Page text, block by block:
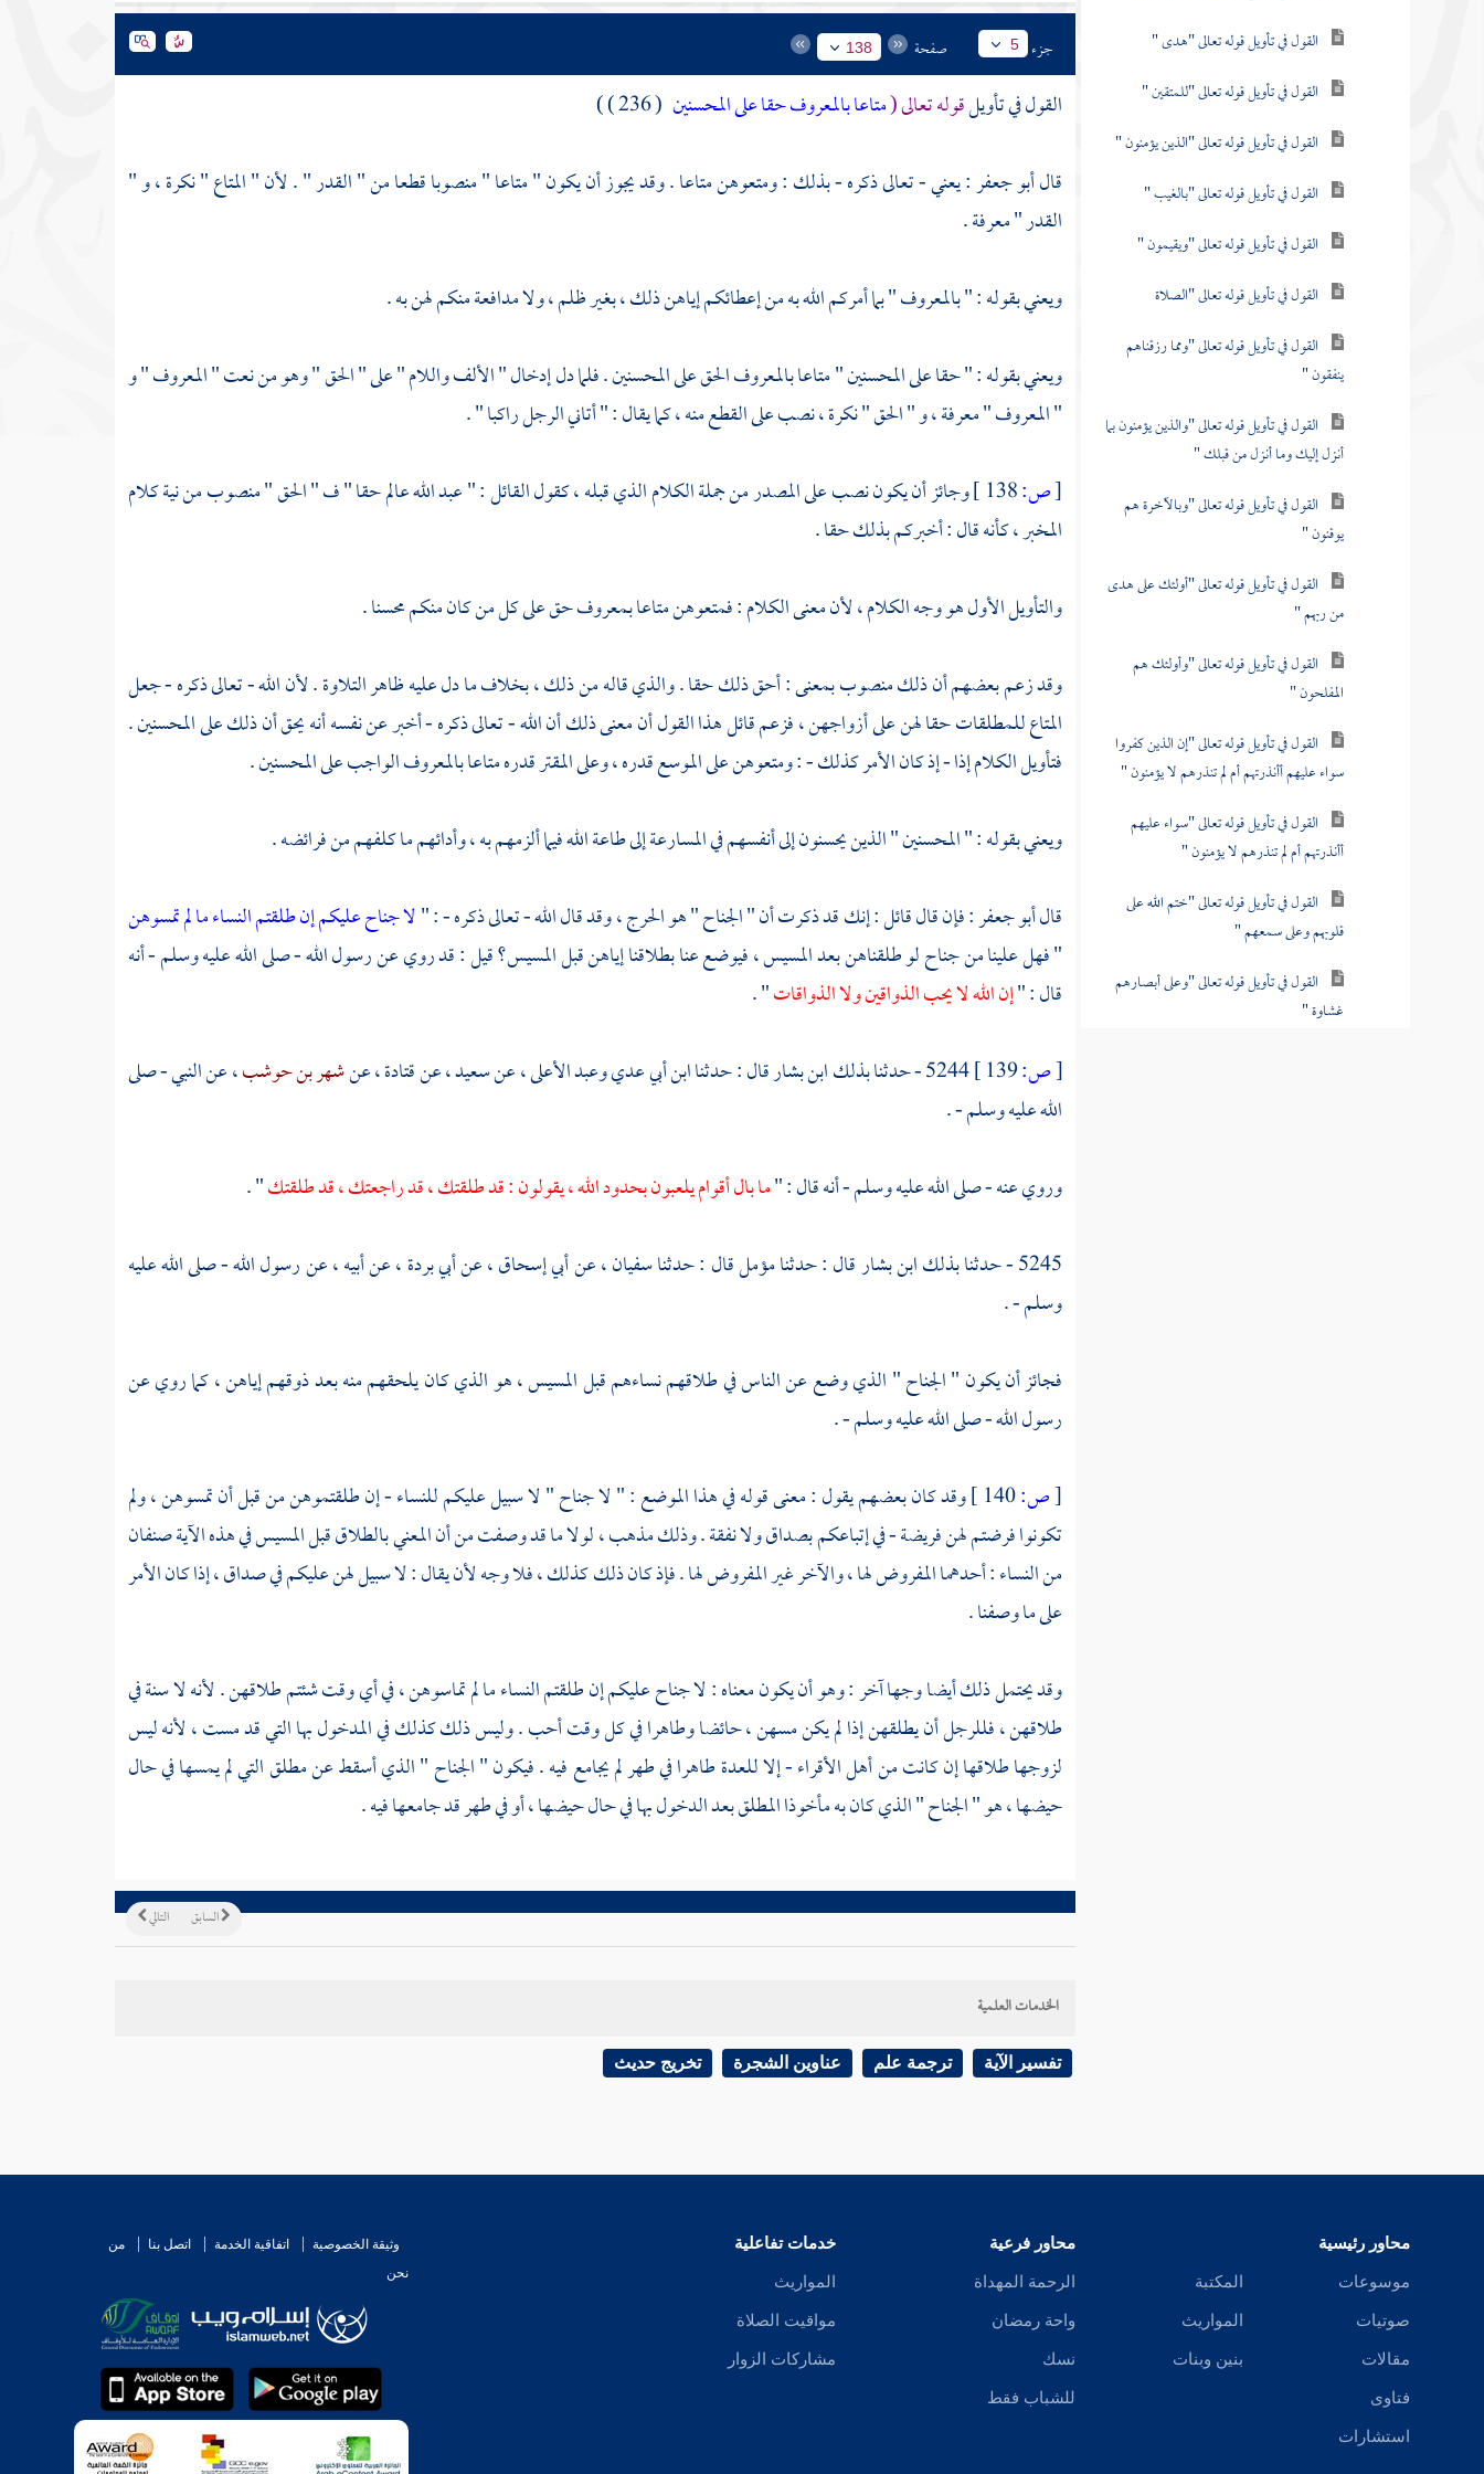
القول في تأويل قوله تعالى "هدى "
القول في تأويل قوله تعالى "للمتقين "
القول في تأويل قوله تعالى "الذين يؤمنون "
القول في تأويل قوله تعالى "بالغيب "
القول في تأويل قوله تعالى "ويقيمون "
القول في تأويل قوله تعالى "الصلاة
القول في تأويل قوله تعالى "ومما رزقناهم
ينفقون "
القول في تأويل قوله تعالى "والذين يؤمنون بما
أنزل إليك وما أنزل من قبلك "
القول في تأويل قوله تعالى "وبالآخرة هم
يوقنون "
القول في تأويل قوله تعالى "أولئك على هدى
من ربهم "
القول في تأويل قوله تعالى "وأولئك هم
المفلحون "
القول في تأويل قوله تعالى "إن الذين كفروا
سواء عليهم أأنذرتهم أم لم تنذرهم لا يؤمنون "
القول في تأويل قوله تعالى "سواء عليهم
أأنذرتهم أم لم تنذرهم لا يؤمنون "
القول في تأويل قوله تعالى "ختم الله على
قلوبهم وعلى سمعهم "
القول في تأويل قوله تعالى "وعلى أبصارهم
غشاوة "
السفهاء ولكن لا يعلمون "
آمنوا قالوا آمنا وإذا خلوا إلى شياطينهم قالوا إنا
معكم "
القول في تأويل قوله تعالى " إنما نحن
"
جزء 5 صفحة 138
القول في تأويلقوله تعالى (متاعا بالمعروف حقا على المحسنين ( 236 ) )
قالأبو جعفر: يعني - تعالى ذكره - بذلك : ومتعوهن متاعا . وقد يجوز أن يكون " متاعا " منصوبا قطعا من " القدر " . لأن " المتاع " نكرة ، و "
القدر " معرفة .
ويعني بقوله : " بالمعروف " بما أمركم الله به من إعطائكم إياهن ذلك ، بغير ظلم ، ولا مدافعة منكم لهن به .
ويعني بقوله : " حقا على المحسنين " متاعا بالمعروف الحق على المحسنين . فلما دل إدخال " الألف واللام " على " الحق " وهو من نعت " المعروف " و
" المعروف " معرفة ، و " الحق " نكرة ، نصب على القطع منه ، كما يقال : " أتاني الرجل راكبا " .
[ص:
وجائز أن يكون نصب على المصدر من جملة الكلام الذي قبله ، كقول القائل : " عبد الله عالم حقا " ف " الحق " منصوب من نية كلام
المخبر ، كأنه قال : أخبركم بذلك حقا .
والتأويل الأول هو وجه الكلام ، لأن معنى الكلام : فمتعوهن متاعا بمعروف حق على كل من كان منكم محسنا .
وقد زعم بعضهم أن ذلك منصوب بمعنى : أحق ذلك حقا . والذي قاله من ذلك ، بخلاف ما دل عليه ظاهر التلاوة . لأن الله - تعالى ذكره - جعل
المتاع للمطلقات حقا لهن على أزواجهن ، فزعم قائل هذا القول أن معنى ذلك أن الله - تعالى ذكره - أخبر عن نفسه أنه يحق أن ذلك على المحسنين .
فتأويل الكلام إذا - إذ كان الأمر كذلك - : ومتعوهن على الموسع قدره ، وعلى المقتر قدره متاعا بالمعروف الواجب على المحسنين .
ويعني بقوله : " المحسنين " الذين يحسنون إلى أنفسهم في المسارعة إلى طاعة الله فيما ألزمهم به ، وأدائهم ما كلفهم من فرائضه .
قالأبو جعفر: فإن قال قائل : إنك قد ذكرت أن " الجناح " هو الحرج ، وقد قال الله - تعالى ذكره - : "لا جناح عليكم إن طلقتم النساء ما لم تمسوهن
" فهل علينا من جناح لو طلقناهن بعد المسيس ، فيوضع عنا بطلاقنا إياهن قبل المسيس؟ قيل : قد روي عن رسول الله - صلى الله عليه وسلم - أنه
قال : "إن الله لا يحب الذواقين ولا الذواقات" .
[ص:139 ] 5244 - حدثنا بذلك ابن بشارقال : حدثناابن أبي عديوعبد الأعلى، عنسعيد، عنقتادة، عنشهر بن حوشب، عن النبي - صلى
الله عليه وسلم - .
وروي عنه - صلى الله عليه وسلم - أنه قال : "ما بال أقوام يلعبون بحدود الله ، يقولون : قد طلقتك ، قد راجعتك ، قد طلقتك" .
5245 - حدثنا بذلك
ابن بشارقال : حدثنامؤملقال : حدثناسفيان، عنأبي إسحاق، عنأبي بردة، عن أبيه ، عن رسول الله - صلى الله عليه
وسلم - .
فجائز أن يكون " الجناح " الذي وضع عن الناس في طلاقهم نساءهم قبل المسيس ، هو الذي كان يلحقهم منه بعد ذوقهم إياهن ، كما روي عن
رسول الله - صلى الله عليه وسلم - .
[ص:
وقد كان بعضهم يقول : معنى قوله في هذا الموضع : " لا جناح " لا سبيل عليكم للنساء - إن طلقتموهن من قبل أن تمسوهن ، ولم
تكونوا فرضتم لهن فريضة - في إتباعكم بصداق ولا نفقة . وذلك مذهب ، لولا ما قد وصفت من أن المعني بالطلاق قبل المسيس في هذه الآية صنفان
من النساء : أحدهما المفروض لها ، والآخر غير المفروض لها . فإذ كان ذلك كذلك ، فلا وجه لأن يقال : لا سبيل لهن عليكم في صداق ، إذا كان الأمر
على ما وصفنا .
وقد يحتمل ذلك أيضا وجها آخر : وهو أن يكون معناه : لا جناح عليكم إن طلقتم النساء ما لم تماسوهن ، في أي وقت شئتم طلاقهن . لأنه لا سنة في
طلاقهن ، فللرجل أن يطلقهن إذا لم يكن مسهن ، حائضا وطاهرا في كل وقت أحب . وليس ذلك كذلك في المدخول بها التي قد مست ، لأنه ليس
لزوجها طلاقها إن كانت من أهل الأقراء - إلا للعدة طاهرا في طهر لم يجامع فيه . فيكون " الجناح " الذي أسقط عن مطلق التي لم يمسها في حال
حيضها ، هو " الجناح " الذي كان به مأخوذا المطلق بعد الدخول بها في حال حيضها ، أو في طهر قد جامعها فيه .
التالي السابق
الخدمات العلمية
تفسير الآية ترجمة علم عناوين الشجرة تخريج حديث
محاور رئيسية
موسوعات
صوتيات
مقالات
فتاوى
استشارات
المكتبة
المواريث
بنين وبنات
محاور فرعية
الرحمة المهداة
واحة رمضان
نسك
للشباب فقط
خدمات تفاعلية
المواريث
مواقيت الصلاة
مشاركات الزوار
وثيقة الخصوصية اتفاقية الخدمة اتصل بنا
من
نحن